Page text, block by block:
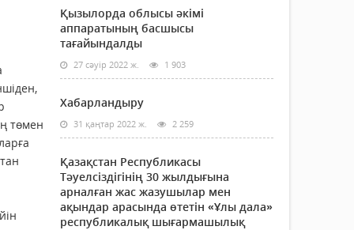
төмен
Қызылорда облысы әкімі
аппаратының басшысы
тағайындалды
27 сәуір 2022 ж. 1 903
Хабарландыру
31 қаңтар 2022 ж. 2 259
Қазақстан Республикасы
Тәуелсіздігінің 30 жылдығына
арналған жас жазушылар мен
ақындар арасында өтетін «Ұлы дала»
республикалық шығармашылық